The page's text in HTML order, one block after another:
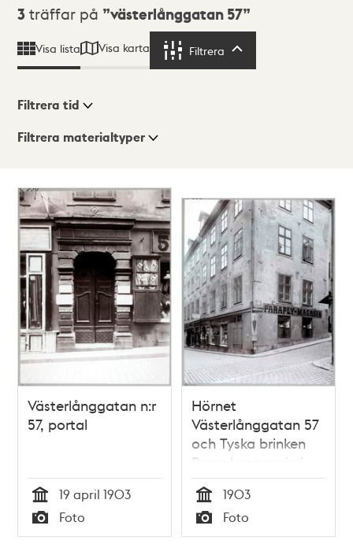
Sökresultat
3 träffar på västerlånggatan 57
Visa lista Visa karta Filtrera
Visningsläge
Lista
Karta
Filtrera tid
Filtrera materialtyper
träffar
Västerlånggatan n:r
57, portal
Tid
19 april 1903
Typ
Foto
Hörnet
Västerlånggatan 57
och Tyska brinken
Paraplymagasin i
bottenvåningen
Tid
1903
Typ
Foto